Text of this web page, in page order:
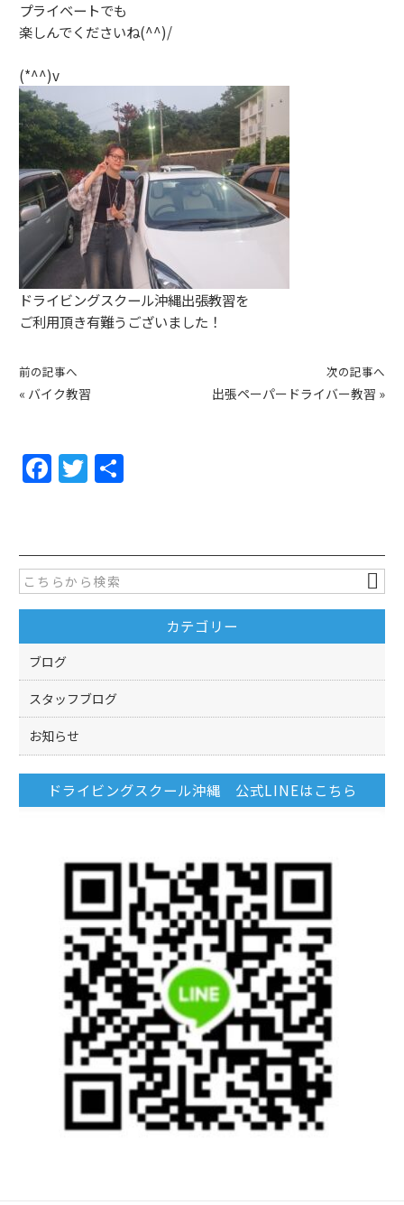
プライベートでも
楽しんでくださいね(^^)/
(*^^)v
ドライビングスクール沖縄出張教習を
ご利用頂き有難うございました！
前の記事へ
« バイク教習
次の記事へ
出張ペーパードライバー教習 »
F
a
e
b
o
o
k
T
w
er
カテゴリー
ブログ
スタッフブログ
お知らせ
ドライビングスクール沖縄 公式LINEはこちら